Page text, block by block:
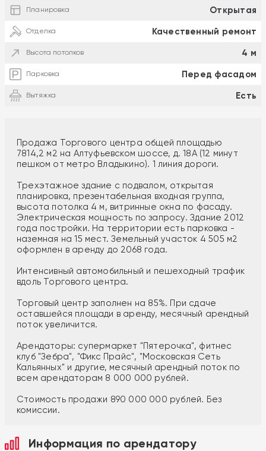
Планировка Открытая
Отделка Качественный ремонт
Высота потолков 4 м
Парковка Перед фасадом
Вытяжка Есть
Продажа Торгового центра общей площадью
7814,2 м2 на Алтуфьевском шоссе, д. 18А (12 минут
пешком от метро Владыкино). 1 линия дороги.
Трехэтажное здание с подвалом, открытая
планировка, презентабельная входная группа,
высота потолка 4 м, витринные окна по фасаду.
Электрическая мощность по запросу. Здание 2012
года постройки. На территории есть парковка -
наземная на 15 мест. Земельный участок 4 505 м2
оформлен в аренду до 2068 года.
Интенсивный автомобильный и пешеходный трафик
вдоль Торгового центра.
Торговый центр заполнен на 85%. При сдаче
оставшейся площади в аренду, месячный арендный
поток увеличится.
Арендаторы: супермаркет "Пятерочка", фитнес
клуб "Зебра", "Фикс Прайс", "Московская Сеть
Кальянных" и другие, месячный арендный поток по
всем арендаторам 8 000 000 рублей.
Стоимость продажи 890 000 000 рублей. Без
комиссии.
Информация по арендатору